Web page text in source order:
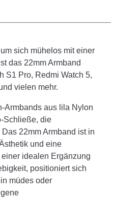
sich mühelos mit einer
das 22mm Armband
S1 Pro, Redmi Watch 5,
vielen mehr.
Armbands aus lila Nylon
Schließe, die
22mm Armband ist in
und eine
idealen Ergänzung
positioniert sich
müdes oder